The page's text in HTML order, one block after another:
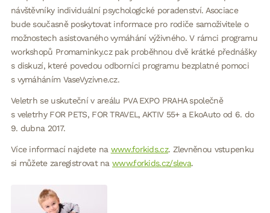
návštěvníky individuální psychologické poradenství. Asociace
bude současně poskytovat informace pro rodiče samoživitele o
možnostech asistovaného vymáhání výživného. V rámci programu
workshopů Promaminky.cz pak proběhnou dvě krátké přednášky
s diskuzí, které povedou odborníci programu bezplatné pomoci
s vymáháním VaseVyzivne.cz.
Veletrh se uskuteční v areálu PVA EXPO PRAHA společně
s veletrhy FOR PETS, FOR TRAVEL, AKTIV 55+ a EkoAuto od 6. do
9. dubna 2017.
Více informací najdete na www.forkids.cz. Zlevněnou vstupenku
si můžete zaregistrovat nawww.forkids.cz/sleva.